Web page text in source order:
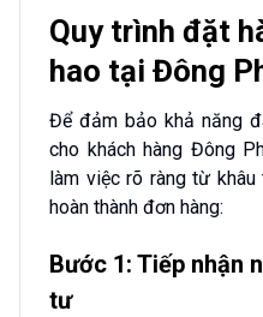
Quy trình đặt
hao tại Đông
Để đảm bảo khả năng
cho khách hàng Đông
làm việc rõ ràng từ
hoàn thành đơn hàng:
Bước 1: Tiếp nhận
tư